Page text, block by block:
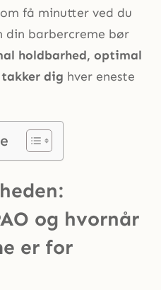
få minutter ved du
din barbercreme bør
holdbarhed, optimal
takker dig hver eneste
og hvornår
er for